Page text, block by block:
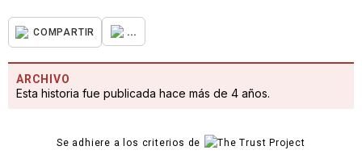
COMPARTIR ...
ARCHIVO
Esta historia fue publicada hace más de 4 años.
Se adhiere a los criterios de